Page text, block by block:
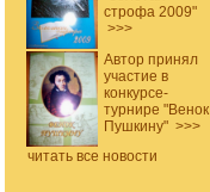
строфа 2009"
>>>
Автор принял
участие в
конкурсе-
турнире "Венок
Пушкину" >>>
читать все новости